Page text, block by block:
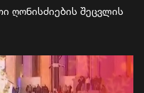
ღონისძიების შეცვლის